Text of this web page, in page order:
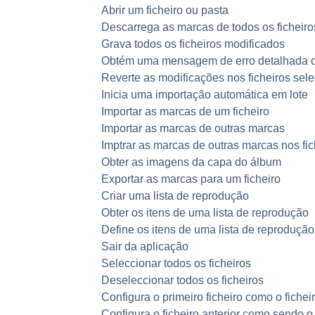
Abrir um ficheiro ou pasta
Descarrega as marcas de todos os
Grava todos os ficheiros modificados
Obtém uma mensagem de erro detalhada
Reverte as modificações nos ficheiros
Inicia uma importação automática em lote
Importar as marcas de um ficheiro
Importar as marcas de outras marcas
Imptrar as marcas de outras marcas nos
Obter as imagens da capa do álbum
Exportar as marcas para um ficheiro
Criar uma lista de reprodução
Obter os itens de uma lista de reprodução
Define os itens de uma lista de reprodução
Sair da aplicação
Seleccionar todos os ficheiros
Deseleccionar todos os ficheiros
Configura o primeiro ficheiro como o